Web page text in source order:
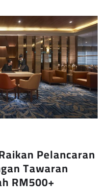
Pelancaran
Tawaran
RM500+